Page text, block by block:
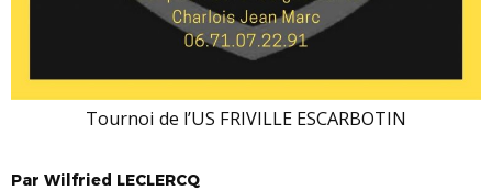
Tournoi de l’US FRIVILLE ESCARBOTIN
Par Wilfried LECLERCQ